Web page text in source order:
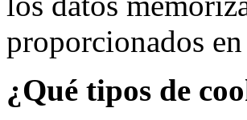
proporcionados
¿Qué tipos de